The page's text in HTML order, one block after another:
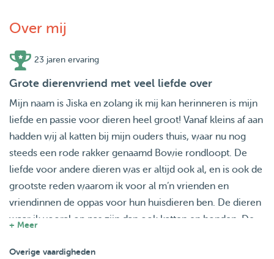
Over mij
23 jaren ervaring
Grote dierenvriend met veel liefde over
Mijn naam is Jiska en zolang ik mij kan herinneren is mijn
liefde en passie voor dieren heel groot! Vanaf kleins af aan
hadden wij al katten bij mijn ouders thuis, waar nu nog
steeds een rode rakker genaamd Bowie rondloopt. De
liefde voor andere dieren was er altijd ook al, en is ook de
grootste reden waarom ik voor al m’n vrienden en
vriendinnen de oppas voor hun huisdieren ben. De dieren
waar ik vooral op pas zijn dan ook katten en honden. De
schoonouders een labradoodle kregen. Toen kwam ik er
+ Meer
Overige vaardigheden